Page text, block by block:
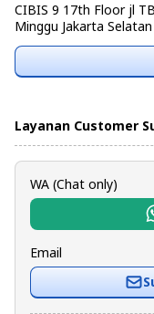
CIBIS 9 17th Floor jl
Minggu Jakarta
Layanan Customer
WA (Chat only)
Email